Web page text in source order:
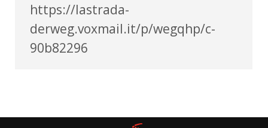
https://lastrada-
derweg.voxmail.it/p/wegqhp/c-
90b82296